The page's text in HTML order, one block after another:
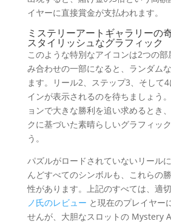
イヤーに直接賞金が支払われます。
ミステリーアートギャラリーの
スタイリッシュなグラフィック
このような特別なアイコンは2つの
み合わせの一部になると、ランダム
ます。リール2、ステップ3、そして
インが表示されるのを待ちましょう
ョンで大きな勝利を追い求めるとき
クに基づいた素晴らしいグラフィッ
う。
パズルがロードされていないリール
んどすべてのシンボルも、これらの
性があります。上記のすべては、適
ノ氏のレビュー と現在のプレイヤー
せんが、大胆なスロットの Mystery